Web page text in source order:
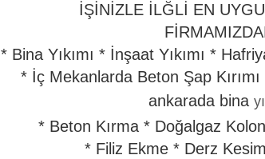
İŞİNİZLE İLĞLİ EN
* Bina Yıkımı * İnşaat Yıkımı *
* İç Mekanlarda Beton Şap
ankarada bina
* Beton Kırma * Doğalgaz
* Filiz Ekme * Derz